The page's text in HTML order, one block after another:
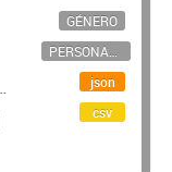
GÉNERO
PERSONAL CIENTÍFICO-TECNOLÓGICO
json
csv